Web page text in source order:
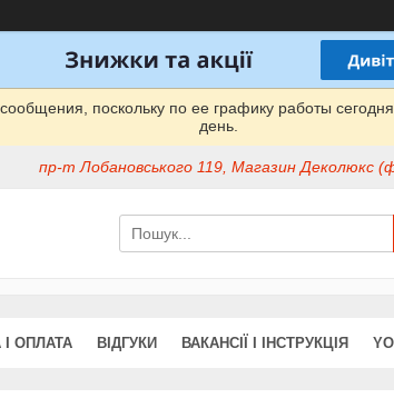
поскольку по ее графику работы
день.
пр-т Лобановського 119, Магазин Деколюкс
ОПЛАТА ВІДГУКИ ВАКАНСІЇ І ІНСТРУКЦІЯ